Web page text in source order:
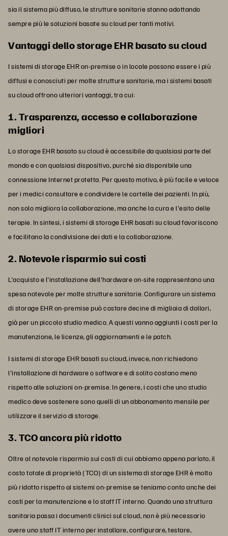
sia il sistema più diffuso, le strutture sanitarie stanno adottando
sempre più le soluzioni basate su cloud per tanti motivi.
Vantaggi dello storage EHR basato su cloud
I sistemi di storage EHR on-premise o in locale possono essere i più
diffusi e conosciuti per molte strutture sanitarie, ma i sistemi basati
su cloud offrono ulteriori vantaggi, tra cui:
1. Trasparenza, accesso e collaborazione
migliori
Lo storage EHR basato su cloud è accessibile da qualsiasi parte del
mondo e con qualsiasi dispositivo, purché sia disponibile una
connessione Internet protetta. Per questo motivo, è più facile e veloce
per i medici consultare e condividere le cartelle dei pazienti. In più,
non solo migliora la collaborazione, ma anche la cura e l'esito delle
terapie. In sintesi, i sistemi di storage EHR basati su cloud favoriscono
e facilitano la condivisione dei dati e la collaborazione.
2. Notevole risparmio sui costi
L'acquisto e l'installazione dell'hardware on-site rappresentano una
spesa notevole per molte strutture sanitarie. Configurare un sistema
di storage EHR on-premise può costare decine di migliaia di dollari,
già per un piccolo studio medico. A questi vanno aggiunti i costi per la
manutenzione, le licenze, gli aggiornamenti e le patch.
I sistemi di storage EHR basati su cloud, invece, non richiedono
l'installazione di hardware o software e di solito costano meno
rispetto alle soluzioni on-premise. In genere, i costi che uno studio
medico deve sostenere sono quelli di un abbonamento mensile per
utilizzare il servizio di storage.
3. TCO ancora più ridotto
Oltre al notevole risparmio sui costi di cui abbiamo appena parlato, il
costo totale di proprietà (TCO) di un sistema di storage EHR è molto
più ridotto rispetto ai sistemi on-premise se teniamo conto anche dei
costi per la manutenzione e lo staff IT interno. Quando una struttura
sanitaria passa i documenti clinici sul cloud, non è più necessario
avere uno staff IT interno per installare, configurare, testare,